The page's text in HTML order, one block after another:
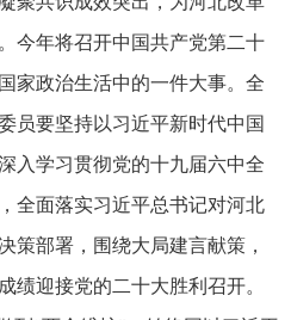
今年将召开中国共产党第二十
家政治生活中的一件大事。全
员要坚持以习近平新时代中国
入学习贯彻党的十九届六中全
全面落实习近平总书记对河北
策部署，围绕大局建言献策，
绩迎接党的二十大胜利召开。